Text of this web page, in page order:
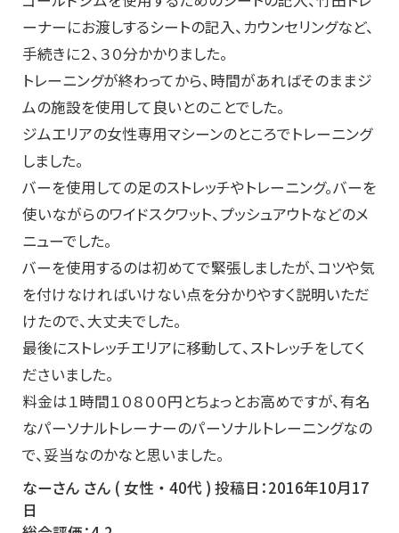
ーナーにお渡しするシートの記入、カウンセリングなど、
手続きに２、３０分かかりました。
トレーニングが終わってから、時間があればそのままジ
ムの施設を使用して良いとのことでした。
ジムエリアの女性専用マシーンのところでトレーニング
しました。
バーを使用しての足のストレッチやトレーニング。バーを
使いながらのワイドスクワット、プッシュアウトなどのメ
ニューでした。
バーを使用するのは初めてで緊張しましたが、コツや気
を付けなければいけない点を分かりやすく説明いただ
けたので、大丈夫でした。
最後にストレッチエリアに移動して、ストレッチをしてく
ださいました。
料金は１時間１０８００円とちょっとお高めですが、有名
なパーソナルトレーナーのパーソナルトレーニングなの
で、妥当なのかなと思いました。
なーさん さん ( 女性 ・ 40代 ) 投稿日：2016年10月17
日